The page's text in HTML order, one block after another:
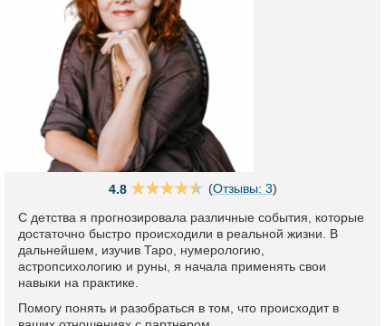
4.8 (Отзывы: 3)
С детства я прогнозировала различные события, которые
достаточно быстро происходили в реальной жизни. В
дальнейшем, изучив Таро, нумерологию,
астропсихологию и руны, я начала применять свои
навыки на практике.
Помогу понять и разобраться в том, что происходит в